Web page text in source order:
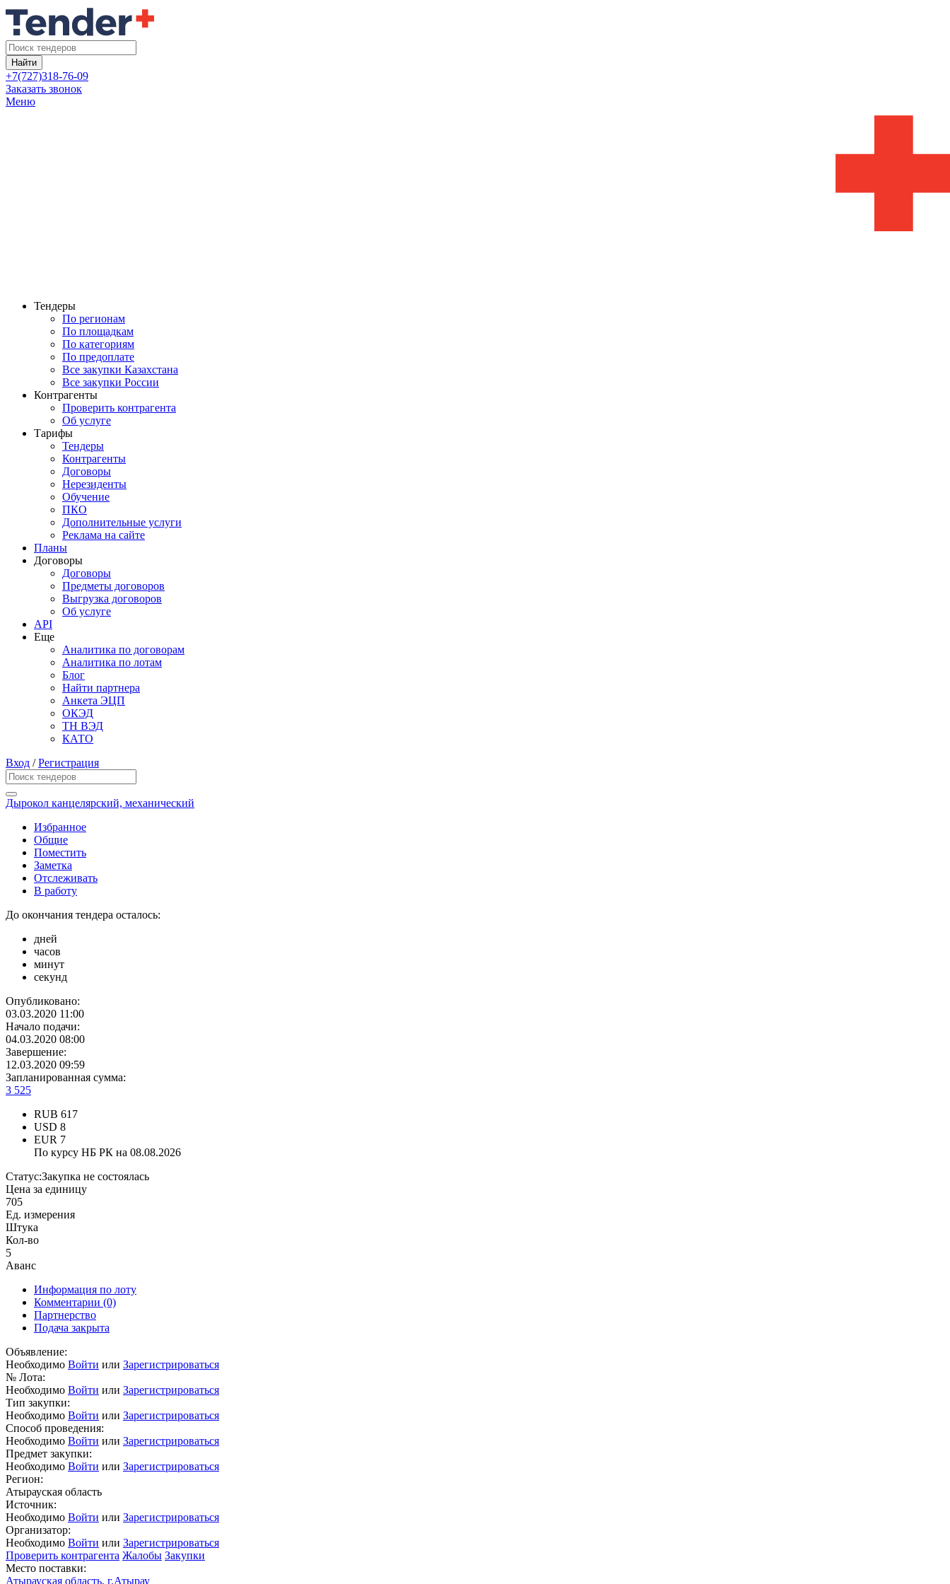
Найти
+7(727)318-76-09
Заказать звонок
Меню
Тендеры
По регионам
По площадкам
По категориям
По предоплате
Все закупки Казахстана
Все закупки России
Контрагенты
Проверить контрагента
Об услуге
Тарифы
Тендеры
Контрагенты
Договоры
Нерезиденты
Обучение
ПКО
Дополнительные услуги
Реклама на сайте
Планы
Договоры
Договоры
Предметы договоров
Выгрузка договоров
Об услуге
API
Еще
Аналитика по договорам
Аналитика по лотам
Блог
Найти партнера
Анкета ЭЦП
ОКЭД
ТН ВЭД
КАТО
Вход /Регистрация
Дырокол канцелярский, механический
Избранное
Общие
Поместить
Заметка
Отслеживать
В работу
До окончания тендера осталось:
дней
часов
минут
секунд
Опубликовано:
03.03.2020 11:00
Начало подачи:
04.03.2020 08:00
Завершение:
12.03.2020 09:59
Запланированная сумма:
3 525
RUB 617
USD 8
EUR 7
По курсу НБ РК на 08.08.2026
Статус:Закупка не состоялась
Цена за единицу
705
Ед. измерения
Штука
Кол-во
5
Аванс
Информация по лоту
Комментарии (0)
Партнерство
Подача закрыта
Объявление:
Необходимо Войти или Зарегистрироваться
№ Лота:
Необходимо Войти или Зарегистрироваться
Тип закупки:
Необходимо Войти или Зарегистрироваться
Способ проведения:
Необходимо Войти или Зарегистрироваться
Предмет закупки:
Необходимо Войти или Зарегистрироваться
Регион:
Атырауская область
Источник:
Необходимо Войти или Зарегистрироваться
Организатор:
Необходимо Войти или Зарегистрироваться
Проверить контрагента Жалобы Закупки
Место поставки:
Атырауская область, г.Атырау